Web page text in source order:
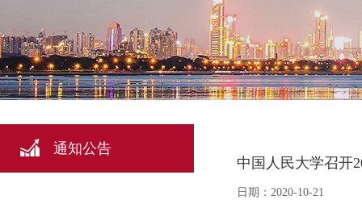
通知公告
中国人民大学召开
日期：2020-10-21